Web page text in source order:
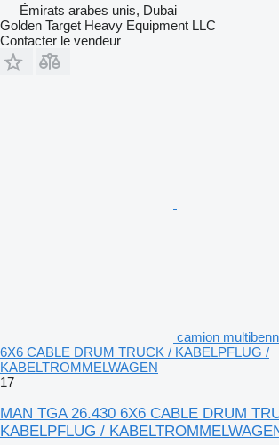
Émirats arabes unis, Dubai
Golden Target Heavy Equipment LLC
Contacter le vendeur
camion
6X6 CABLE DRUM TRUCK / KABELPFLUG /
KABELTROMMELWAGEN
17
MAN TGA 26.430 6X6 CABLE DRUM
KABELPFLUG /